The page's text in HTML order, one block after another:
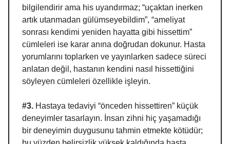
bilgilendirir ama his uyandırmaz; “uçaktan inerken
artık utanmadan gülümseyebildim”, “ameliyat
sonrası kendimi yeniden hayatta gibi hissettim”
cümleleri ise karar anına doğrudan dokunur. Hasta
yorumlarını toplarken ve yayınlarken sadece süreci
anlatan değil, hastanın kendini nasıl hissettiğini
söyleyen cümleleri özellikle işleyin.
#3. Hastaya tedaviyi “önceden hissettiren” küçük
deneyimler tasarlayın. İnsan zihni hiç yaşamadığı
bir deneyimin duygusunu tahmin etmekte kötüdür;